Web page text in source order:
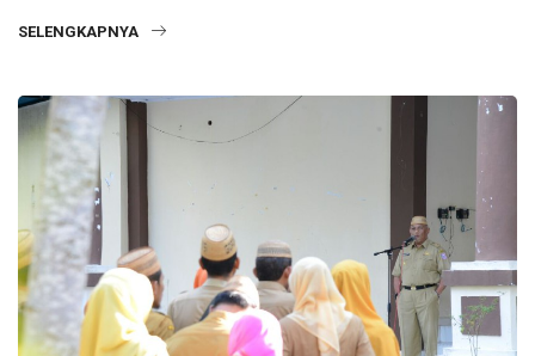
SELENGKAPNYA